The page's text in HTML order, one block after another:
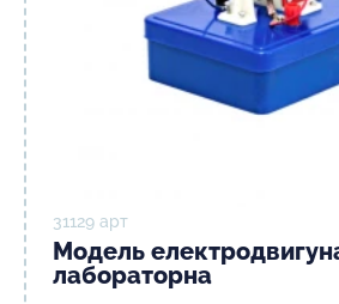
31129 арт
Модель
лабораторна